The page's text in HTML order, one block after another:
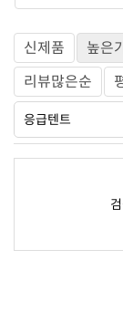
신제품 높은
리뷰많은순